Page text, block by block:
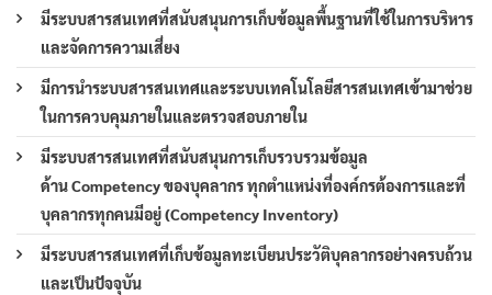
มีระบบสารสนเทศที่สนับสนุนการเก็บข้อมูลพื้นฐานที่ใช้ในการบริหาร
และจัดการความเสี่ยง
มีการนำระบบสารสนเทศและระบบเทคโนโลยีสารสนเทศเข้ามาช่วย
ในการควบคุมภายในและตรวจสอบภายใน
มีระบบสารสนเทศที่สนับสนุนการเก็บรวบรวมข้อมูล
ด้าน Competency ของบุคลากร ทุกตำแหน่งที่องค์กรต้องการและที่
บุคลากรทุกคนมีอยู่ (Competency Inventory)
มีระบบสารสนเทศที่เก็บข้อมูลทะเบียนประวัติบุคลากรอย่างครบถ้วน
และเป็นปัจจุบัน